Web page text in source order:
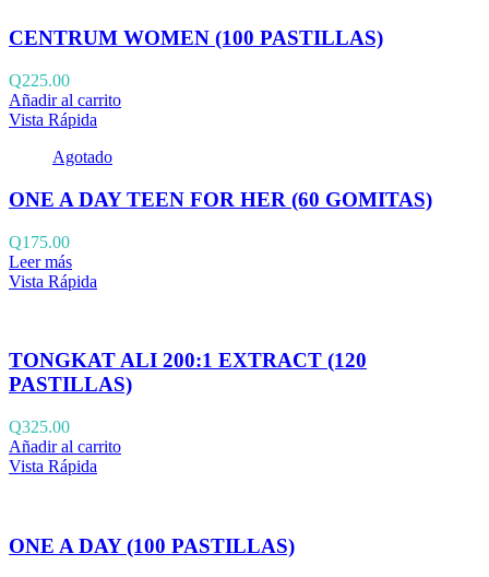
CENTRUM WOMEN (100 PASTILLAS)
Q225.00
Añadir al carrito
Vista Rápida
Agotado
ONE A DAY TEEN FOR HER (60 GOMITAS)
Q175.00
Leer más
Vista Rápida
TONGKAT ALI 200:1 EXTRACT (120
PASTILLAS)
Q325.00
Añadir al carrito
Vista Rápida
ONE A DAY (100 PASTILLAS)